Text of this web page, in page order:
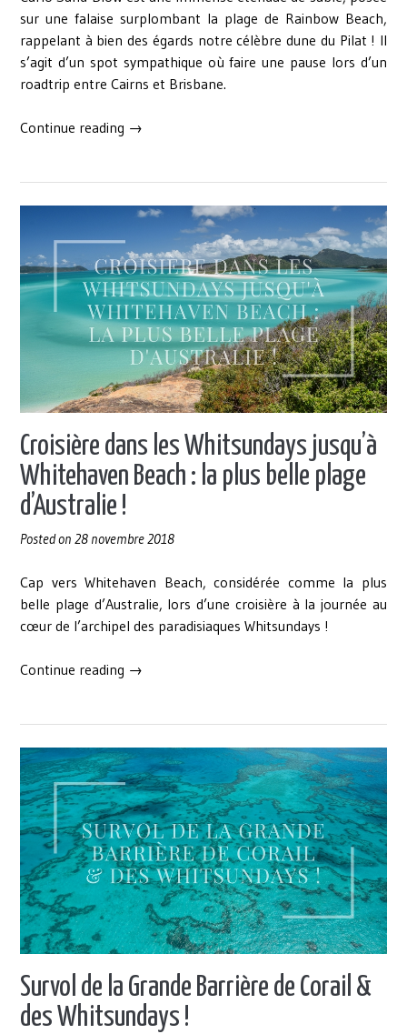
sur une falaise surplombant la plage de Rainbow Beach,
rappelant à bien des égards notre célèbre dune du Pilat ! Il
s’agit d’un spot sympathique où faire une pause lors d’un
roadtrip entre Cairns et Brisbane.
Continue reading « Halte
Blow,
dune
du
Pilat
australienne
! »
→
Croisière dans les Whitsundays jusqu’à
Whitehaven Beach : la plus belle plage
d’Australie !
Posted on 28 novembre 2018
Cap vers Whitehaven Beach, considérée comme la plus
belle plage d’Australie, lors d’une croisière à la journée au
cœur de l’archipel des paradisiaques Whitsundays !
Continue reading « Croisière
jusqu’à
Whitehaven
Beach
:
la
plus
belle
plage
d’Australie
! »
→
Survol de la Grande Barrière de Corail &
des Whitsundays !